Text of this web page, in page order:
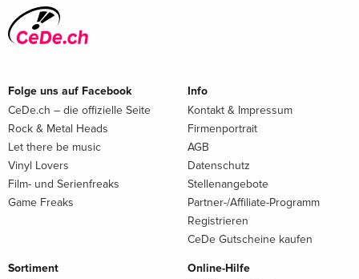
Folge uns auf Facebook
CeDe.ch – die offizielle Seite
Rock & Metal Heads
Let there be music
Vinyl Lovers
Film- und Serienfreaks
Game Freaks
Info
Kontakt & Impressum
Firmenportrait
AGB
Datenschutz
Stellenangebote
Partner-/Affiliate-Programm
Registrieren
CeDe Gutscheine kaufen
Sortiment
Online-Hilfe